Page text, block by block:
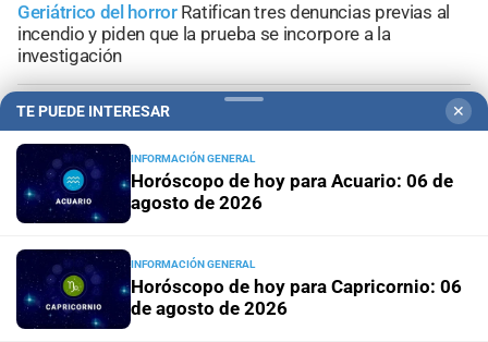
Geriátrico del horror Ratifican tres denuncias previas al
incendio y piden que la prueba se incorpore a la
investigación
En ClucellasAccidente fatal en la Autovía 19: volcó un
camión frigorífico y murió uno de sus ocupantes
+ Información General
TE PUEDE INTERESAR ✕
INFORMACIÓN GENERAL
Horóscopo de hoy para Acuario: 06 de
agosto de 2026
INFORMACIÓN GENERAL
Horóscopo de hoy para Capricornio: 06
de agosto de 2026